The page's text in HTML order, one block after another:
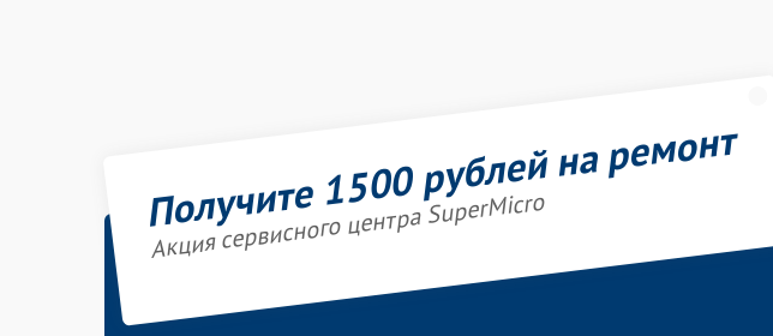
Получите 1500 рублей на ремонт
Акция сервисного центра SuperMicro